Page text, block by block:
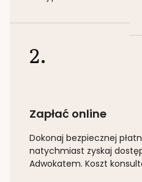
2.
Zapłać online
Dokonaj bezpiecznej
natychmiast zyskaj
Adwokatem. Koszt